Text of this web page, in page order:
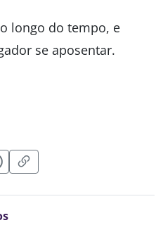
longo do tempo, e
se aposentar.